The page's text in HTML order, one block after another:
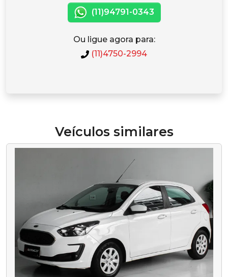
(11)94791-0343
Ou ligue agora para:
(11)4750-2994
Veículos similares